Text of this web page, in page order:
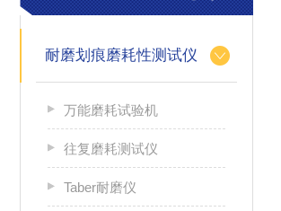
耐磨划痕磨耗性测试仪
万能磨耗试验机
往复磨耗测试仪
Taber耐磨仪